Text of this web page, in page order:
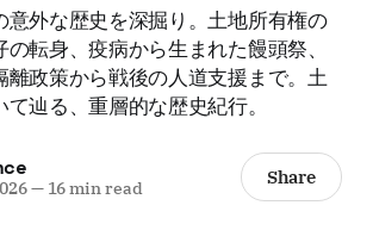
意外な歴史を深掘り。土地所有権の
転身、疫病から生まれた饅頭祭、
離政策から戦後の人道支援まで。土
辿る、重層的な歴史紀行。
—16 min read Share